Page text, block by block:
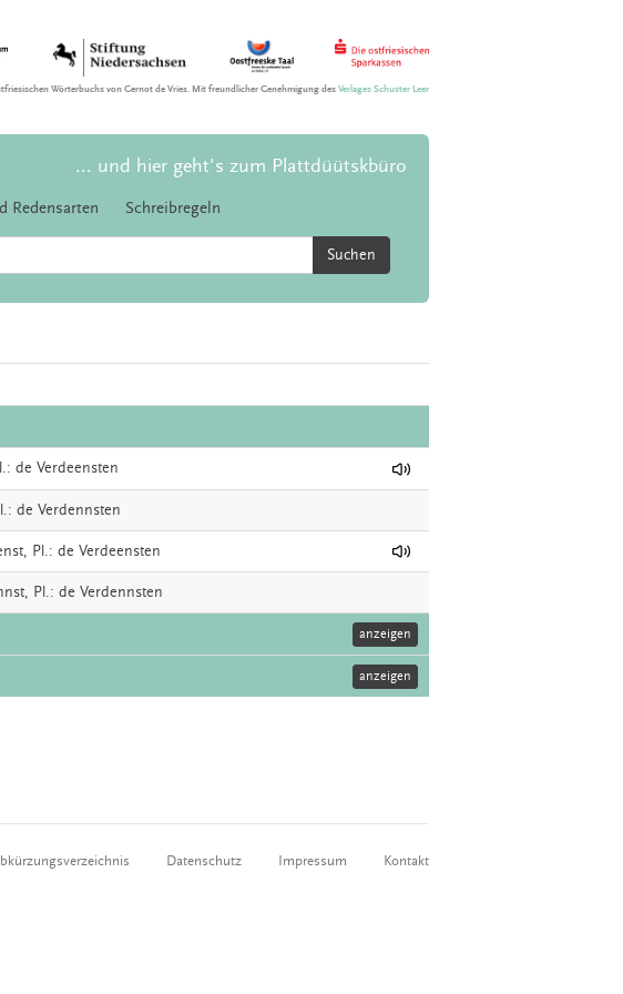
Wörterbuchs von Gernot de Vries. Mit freundlicher Genehmigung desVerlages Schuster Leer
... und hier geht's zum Plattdüütskbüro
Redensarten Schreibregeln
Suchen
de Verdeensten
de Verdennsten
, Pl.: de Verdeensten
, Pl.: de Verdennsten
anzeigen
anzeigen
Datenschutz Impressum Kontakt